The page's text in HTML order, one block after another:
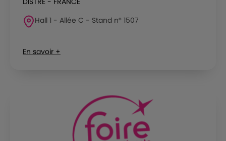
Hall 1 - Allée C - Stand n° 1507
En savoir +